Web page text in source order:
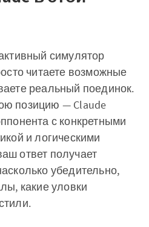
симулятор
читаете возможные
реальный поединок.
позицию — Claude
с конкретными
и логическими
ответ получает
убедительно,
какие уловки